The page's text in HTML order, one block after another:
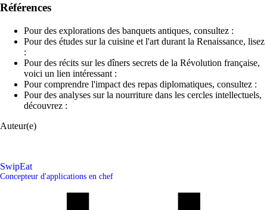
Références
Pour des explorations des banquets antiques, consultez :
Pour des études sur la cuisine et l'art durant la Renaissance, lisez
:
Pour des récits sur les dîners secrets de la Révolution française,
voici un lien intéressant :
Pour comprendre l'impact des repas diplomatiques, consultez :
Pour des analyses sur la nourriture dans les cercles intellectuels,
découvrez :
Auteur(e)
SwipEat
Concepteur d'applications en chef